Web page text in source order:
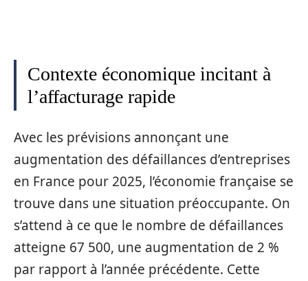
Contexte économique incitant à
l’affacturage rapide
Avec les prévisions annonçant une
augmentation des défaillances d’entreprises
en France pour 2025, l’économie française se
trouve dans une situation préoccupante. On
s’attend à ce que le nombre de défaillances
atteigne 67 500, une augmentation de 2 %
par rapport à l’année précédente. Cette